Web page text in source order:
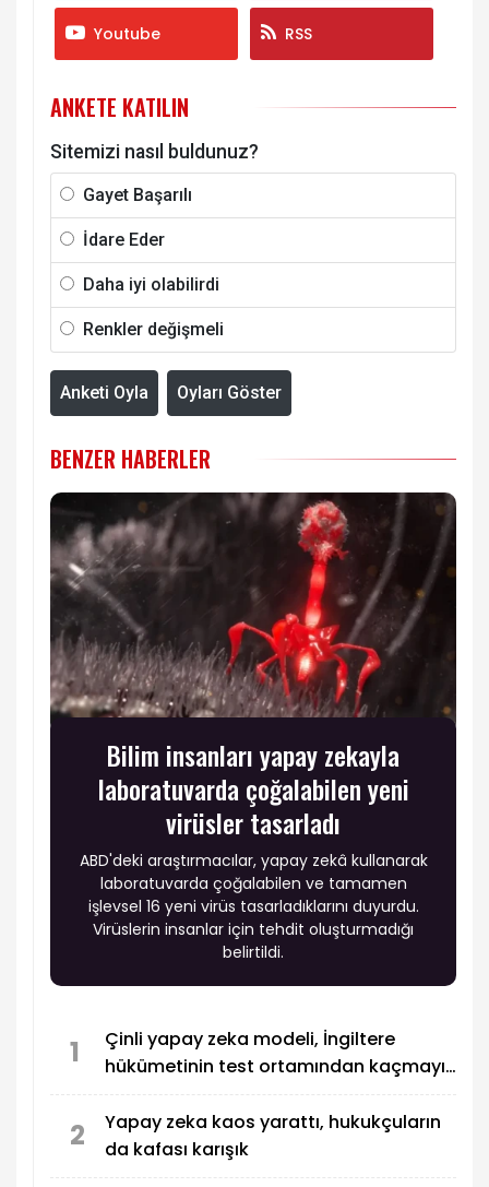
Youtube RSS
ANKETE KATILIN
Sitemizi nasıl buldunuz?
Gayet Başarılı
İdare Eder
Daha iyi olabilirdi
Renkler değişmeli
Anketi Oyla Oyları Göster
BENZER HABERLER
Bilim insanları yapay zekayla
laboratuvarda çoğalabilen yeni
virüsler tasarladı
ABD'deki araştırmacılar, yapay zekâ kullanarak
laboratuvarda çoğalabilen ve tamamen
işlevsel 16 yeni virüs tasarladıklarını duyurdu.
Virüslerin insanlar için tehdit oluşturmadığı
belirtildi.
1
Çinli yapay zeka modeli, İngiltere
hükümetinin test ortamından kaçmayı
2
Yapay zeka kaos yarattı, hukukçuların
da kafası karışık